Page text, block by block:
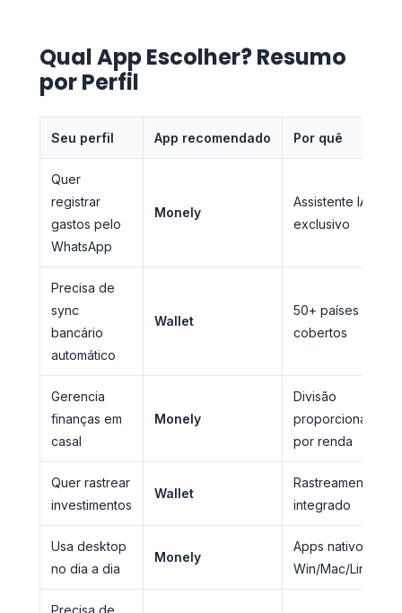
Qual App Escolher? Resumo
por Perfil
Seu perfil App recomendado Por quê
Quer
registrar
gastos pelo
WhatsApp
Monely
Assistente IA
exclusivo
Precisa de
sync
bancário
automático
Wallet
50+ países
cobertos
Gerencia
finanças em
casal
Monely
Divisão
proporcional
por renda
Quer rastrear
investimentos
Wallet
Rastreamento
integrado
Usa desktop
no dia a dia
Monely
Apps nativos
Win/Mac/Linux
Precisa de